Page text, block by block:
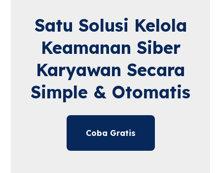
Satu Solusi Kelola
Keamanan Siber
Karyawan Secara
Simple & Otomatis
Coba Gratis